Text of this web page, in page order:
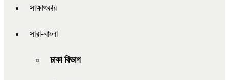
সাক্ষাৎকার
সারা-বাংলা
ঢাকা বিভাগ